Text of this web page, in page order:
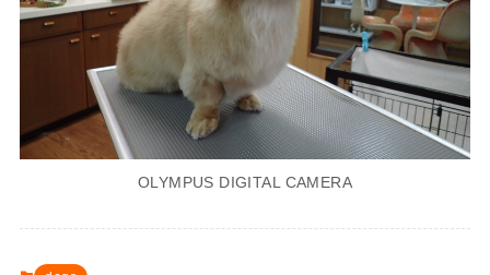
OLYMPUS DIGITAL CAMERA